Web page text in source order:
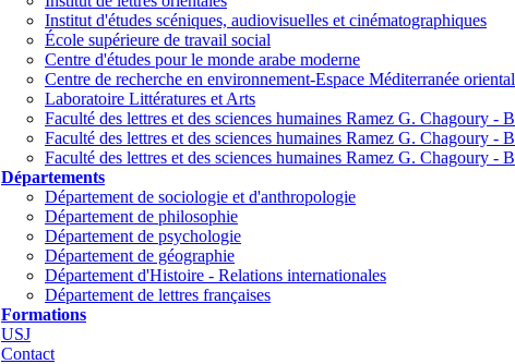
Institut d'études scéniques, audiovisuelles et cinématographiques
École supérieure de travail social
Centre d'études pour le monde arabe moderne
Centre de recherche en environnement-Espace Méditerranée
Laboratoire Littératures et Arts
Faculté des lettres et des sciences humaines Ramez G. Chagoury -
Faculté des lettres et des sciences humaines Ramez G. Chagoury -
Faculté des lettres et des sciences humaines Ramez G. Chagoury -
Départements
Département de sociologie et d'anthropologie
Département de philosophie
Département de psychologie
Département de géographie
Département d'Histoire - Relations internationales
Département de lettres françaises
Formations
USJ
Contact